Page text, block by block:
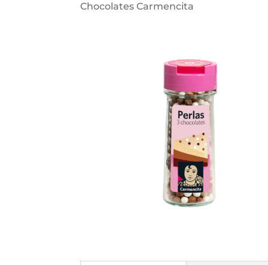
Chocolates Carmencita